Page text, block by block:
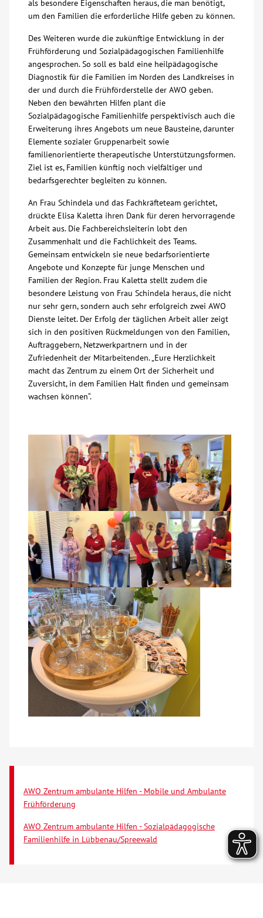
Karriere
Ausbildung
Glossar
Suche
Kontakt
AWO BB Süd
als besondere Eigenschaften heraus, die man benötigt,
um den Familien die erforderliche Hilfe geben zu können.
Des Weiteren wurde die zukünftige Entwicklung in der
Frühförderung und Sozialpädagogischen Familienhilfe
angesprochen. So soll es bald eine heilpädagogische
Diagnostik für die Familien im Norden des Landkreises in
der und durch die Frühförderstelle der AWO geben.
Neben den bewährten Hilfen plant die
Sozialpädagogische Familienhilfe perspektivisch auch die
Erweiterung ihres Angebots um neue Bausteine, darunter
Elemente sozialer Gruppenarbeit sowie
familienorientierte therapeutische Unterstützungsformen.
Ziel ist es, Familien künftig noch vielfältiger und
bedarfsgerechter begleiten zu können.
An Frau Schindela und das Fachkräfteteam gerichtet,
drückte Elisa Kaletta ihren Dank für deren hervorragende
Arbeit aus. Die Fachbereichsleiterin lobt den
Zusammenhalt und die Fachlichkeit des Teams.
Gemeinsam entwickeln sie neue bedarfsorientierte
Angebote und Konzepte für junge Menschen und
Familien der Region. Frau Kaletta stellt zudem die
besondere Leistung von Frau Schindela heraus, die nicht
nur sehr gern, sondern auch sehr erfolgreich zwei AWO
Dienste leitet. Der Erfolg der täglichen Arbeit aller zeigt
sich in den positiven Rückmeldungen von den Familien,
Auftraggebern, Netzwerkpartnern und in der
Zufriedenheit der Mitarbeitenden. „Eure Herzlichkeit
macht das Zentrum zu einem Ort der Sicherheit und
Zuversicht, in dem Familien Halt finden und gemeinsam
wachsen können“.
AWO Zentrum ambulante Hilfen - Mobile und Ambulante
Frühförderung
AWO Zentrum ambulante Hilfen - Sozialpädagogische
Familienhilfe in Lübbenau/Spreewald